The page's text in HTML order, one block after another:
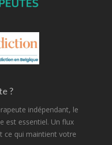
?
indépendant, le
est essentiel. Un flux
ce qui maintient votre